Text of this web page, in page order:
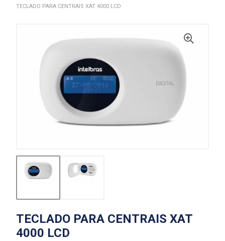
TECLADO PARA CENTRAIS XAT 4000 LCD
TECLADO PARA CENTRAIS XAT
4000 LCD